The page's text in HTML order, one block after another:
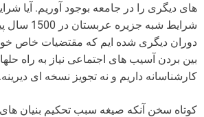
های دیگری را در جامعه بوجود آوریم. آیا
شرایط شبه
دوران دیگری شده ایم که مقتضیات خاص
بین بردن آسیب های اجتماعی نیاز به راه
کارشناسانه داریم و نه تجویز نسخه ای دیرینه.
کوتاه سخن آنکه صیغه سبب تحکیم بنیان